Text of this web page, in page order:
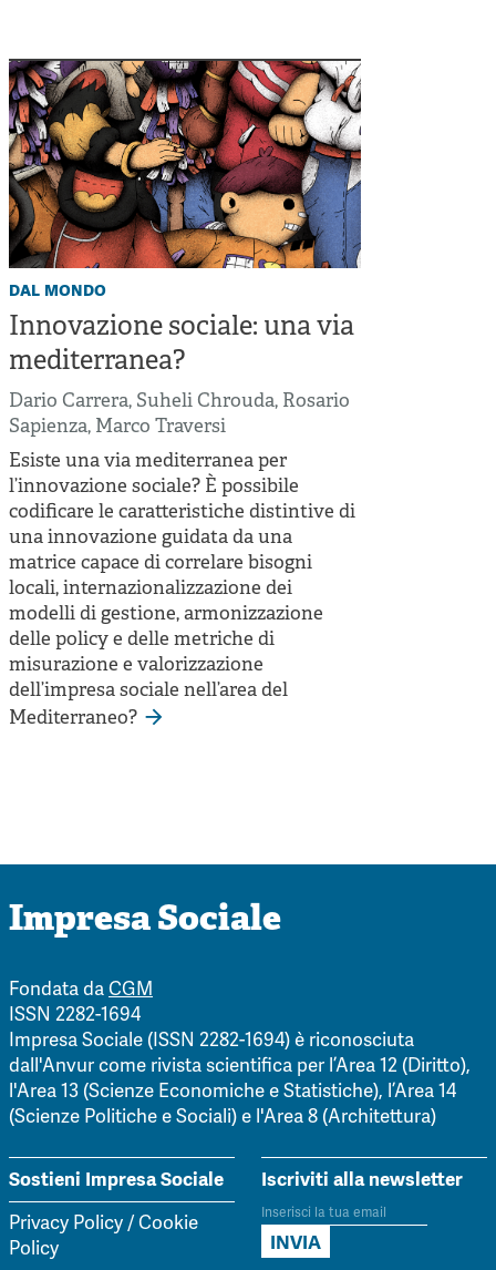
dal mondo
Innovazione sociale: una via
mediterranea?
Dario Carrera, Suheli Chrouda, Rosario
Sapienza, Marco Traversi
Esiste una via mediterranea per
l’innovazione sociale? È possibile
codificare le caratteristiche distintive di
una innovazione guidata da una
matrice capace di correlare bisogni
locali, internazionalizzazione dei
modelli di gestione, armonizzazione
delle policy e delle metriche di
misurazione e valorizzazione
dell’impresa sociale nell’area del
Mediterraneo?
Impresa Sociale
Fondata daCGM
ISSN 2282-1694
Impresa Sociale (ISSN 2282-1694) è riconosciuta
dall'Anvur come rivista scientifica per l’Area 12 (Diritto),
l'Area 13 (Scienze Economiche e Statistiche), l’Area 14
(Scienze Politiche e Sociali) e l'Area 8 (Architettura)
Sostieni Impresa Sociale
Privacy Policy/Cookie
Policy
Iscriviti alla newsletter